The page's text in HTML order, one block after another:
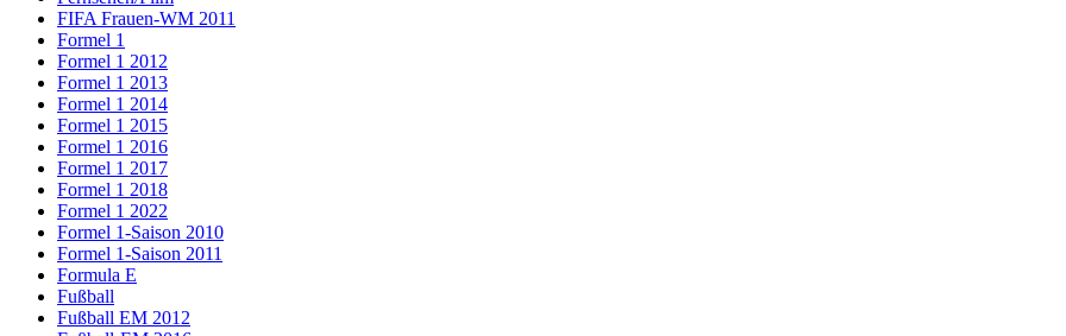
FIFA Frauen-WM 2011
Formel 1
Formel 1 2012
Formel 1 2013
Formel 1 2014
Formel 1 2015
Formel 1 2016
Formel 1 2017
Formel 1 2018
Formel 1 2022
Formel 1-Saison 2010
Formel 1-Saison 2011
Formula E
Fußball
Fußball EM 2012